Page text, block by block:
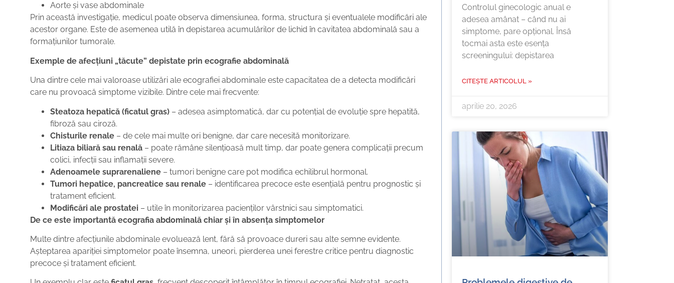
Aorte și vase abdominale
Prin această investigație, medicul poate observa dimensiunea, forma, structura și eventualele modificări ale
acestor organe. Este de asemenea utilă în depistarea acumulărilor de lichid în cavitatea abdominală sau a
formațiunilor tumorale.
Exemple de afecțiuni „tăcute” depistate prin ecografie abdominală
Una dintre cele mai valoroase utilizări ale ecografiei abdominale este capacitatea de a detecta modificări
care nu provoacă simptome vizibile. Dintre cele mai frecvente:
Steatoza hepatică (ficatul gras) – adesea asimptomatică, dar cu potențial de evoluție spre hepatită,
fibroză sau ciroză.
Chisturile renale – de cele mai multe ori benigne, dar care necesită monitorizare.
Litiaza biliară sau renală – poate rămâne silențioasă mult timp, dar poate genera complicații precum
colici, infecții sau inflamații severe.
Adenoamele suprarenaliene – tumori benigne care pot modifica echilibrul hormonal.
Tumori hepatice, pancreatice sau renale – identificarea precoce este esențială pentru prognostic și
tratament eficient.
Modificări ale prostatei – utile în monitorizarea pacienților vârstnici sau simptomatici.
De ce este importantă ecografia abdominală chiar și în absența simptomelor
Multe dintre afecțiunile abdominale evoluează lent, fără să provoace dureri sau alte semne evidente.
Așteptarea apariției simptomelor poate însemna, uneori, pierderea unei ferestre critice pentru diagnostic
precoce și tratament eficient.
Controlul ginecologic anual e
adesea amânat – când nu ai
simptome, pare opțional. Însă
tocmai asta este esența
screeningului: depistarea
CITEȘTE ARTICOLUL »
aprilie 20, 2026